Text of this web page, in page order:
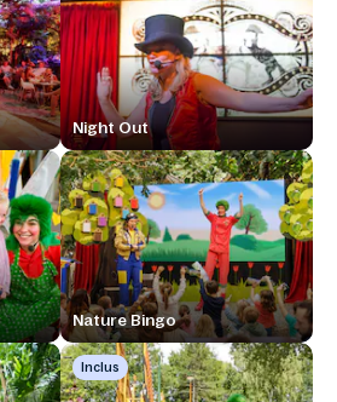
Night Out
Nature Bingo
Inclus